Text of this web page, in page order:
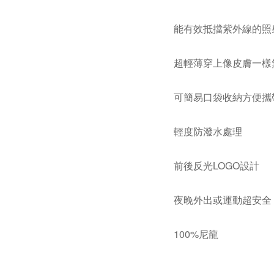
能有效抵擋紫外線的照
超輕薄穿上像皮膚一
可簡易口袋收納方便攜
輕度防潑水處理
前後反光LOGO設計
夜晚外出或運動超安全
100%尼龍